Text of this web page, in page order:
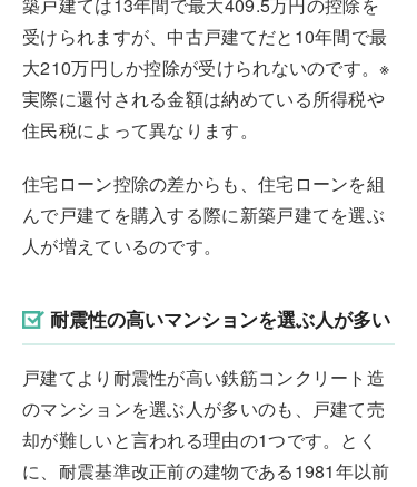
受けられますが、中古戸建てだと10年間で最
大210万円しか控除が受けられないのです。※
実際に還付される金額は納めている所得税や
住民税によって異なります。
住宅ローン控除の差からも、住宅ローンを組
んで戸建てを購入する際に新築戸建てを選ぶ
人が増えているのです。
耐震性の高いマンションを選ぶ人が多い
戸建てより耐震性が高い鉄筋コンクリート造
のマンションを選ぶ人が多いのも、戸建て売
却が難しいと言われる理由の1つです。とく
に、耐震基準改正前の建物である1981年以前